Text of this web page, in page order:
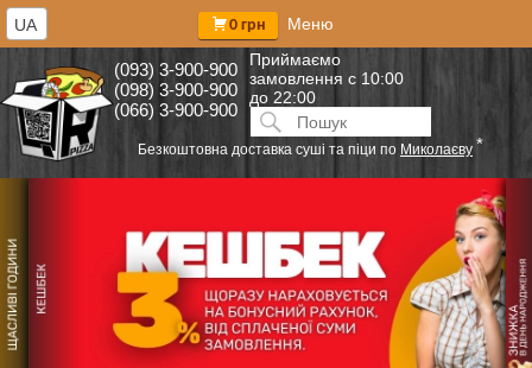
(093) 3-900-900
(098) 3-900-900
(066) 3-900-900
Приймаємо
замовлення с 10:00
до 22:00
Искать:ПОИСК
0 грн Меню
Безкоштовна доставка суші та піци по Миколаєву *
UA